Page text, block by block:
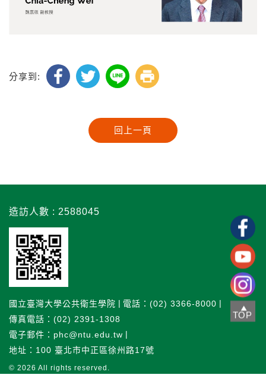
分享到:
TOP
造訪人數 : 2588045
國立臺灣大學公共衛生學院
電話：(02) 3366-8000
傳真電話：(02) 2391-1308
電子郵件：phc@ntu.edu.tw
地址：100 臺北市中正區徐州路17號
© 2026 All rights reserved.